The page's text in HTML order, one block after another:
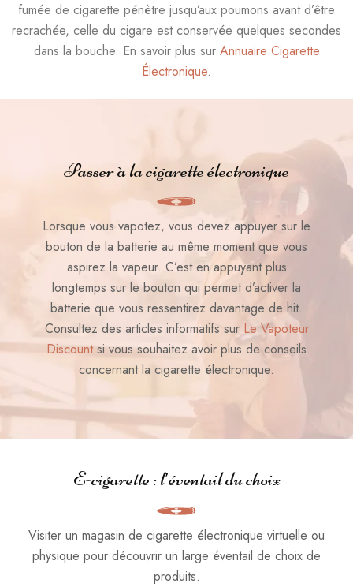
fumée de cigarette pénètre jusqu’aux poumons avant d’être
recrachée, celle du cigare est conservée quelques secondes
dans la bouche. En savoir plus sur Annuaire Cigarette
Électronique.
Passer à la cigarette électronique
Lorsque vous vapotez, vous devez appuyer sur le
bouton de la batterie au même moment que vous
aspirez la vapeur. C’est en appuyant plus
longtemps sur le bouton qui permet d’activer la
batterie que vous ressentirez davantage de hit.
Consultez des articles informatifs sur Le Vapoteur
Discountsi vous souhaitez avoir plus de conseils
concernant la cigarette électronique.
E-cigarette : l’éventail du choix
Visiter un magasin de cigarette électronique virtuelle ou
physique pour découvrir un large éventail de choix de
produits.